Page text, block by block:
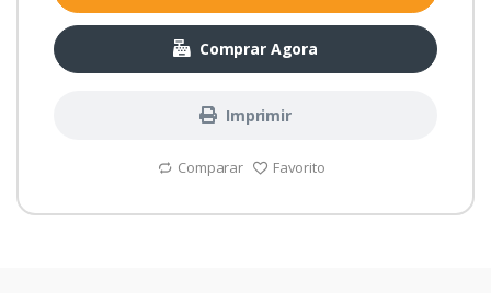
Comprar Agora
Imprimir
Comparar Favorito